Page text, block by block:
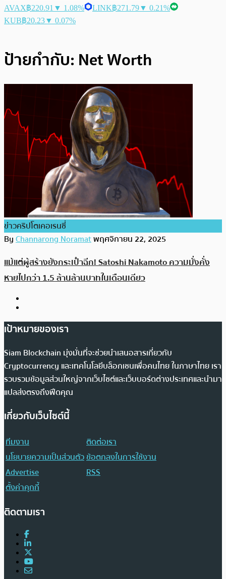
AVAX฿220.91 ▼ 1.08% LINK฿271.79▼ 0.21%
KUB฿20.23▼ 0.07%
ป้ายกำกับ: Net Worth
ข่าวคริปโตเคอเรนซี่
ByChannarong Noramatพฤศจิกายน 22, 2025
แม้แต่ผู้สร้างยังกระเป๋าฉีก! Satoshi Nakamoto ความมั่งคั่ง
หายไปกว่า 1.5 ล้านล้านบาทในเดือนเดียว
เป้าหมายของเรา
Siam Blockchain มุ่งมั่นที่จะช่วยนำเสนอสารเกี่ยวกับ
Cryptocurrency และเทคโนโลยีบล็อกเชนเพื่อคนไทย ในภาษาไทย เรา
รวบรวมข้อมูลส่วนใหญ่จากเว็บไซต์และเว็บบอร์ดต่างประเทศและนำมา
แปลส่งตรงถึงฟีดคุณ
เกี่ยวกับเว็บไซต์นี้
ทีมงาน
ติดต่อเรา
นโยบายความเป็นส่วนตัวข้อตกลงในการใช้งาน
Advertise
RSS
ตั้งค่าคุกกี้
ติดตามเรา